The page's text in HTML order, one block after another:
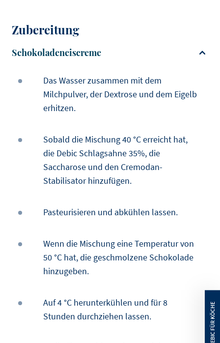
Zubereitung
Schokoladeneiscreme
Das Wasser zusammen mit dem
Milchpulver, der Dextrose und dem Eigelb
erhitzen.
Sobald die Mischung 40 °C erreicht hat,
die Debic Schlagsahne 35%, die
Saccharose und den Cremodan-
Stabilisator hinzufügen.
Pasteurisieren und abkühlen lassen.
Wenn die Mischung eine Temperatur von
50 °C hat, die geschmolzene Schokolade
hinzugeben.
Auf 4 °C herunterkühlen und für 8
Stunden durchziehen lassen.